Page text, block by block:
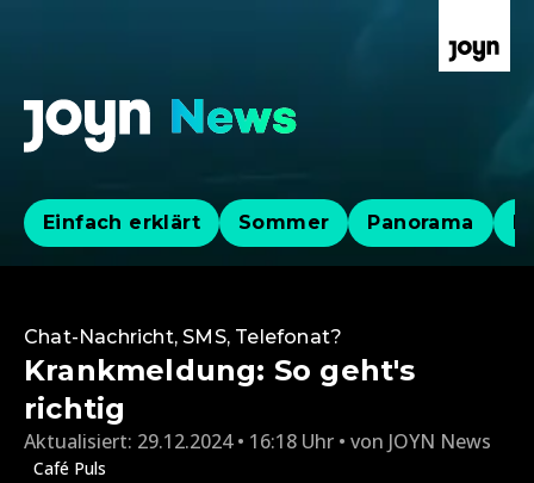
Einfach erklärt Sommer Panorama
Chat-Nachricht, SMS, Telefonat?
Krankmeldung: So geht's
richtig
Aktualisiert: 29.12.2024 • 16:18 Uhr von JOYN News
Café Puls